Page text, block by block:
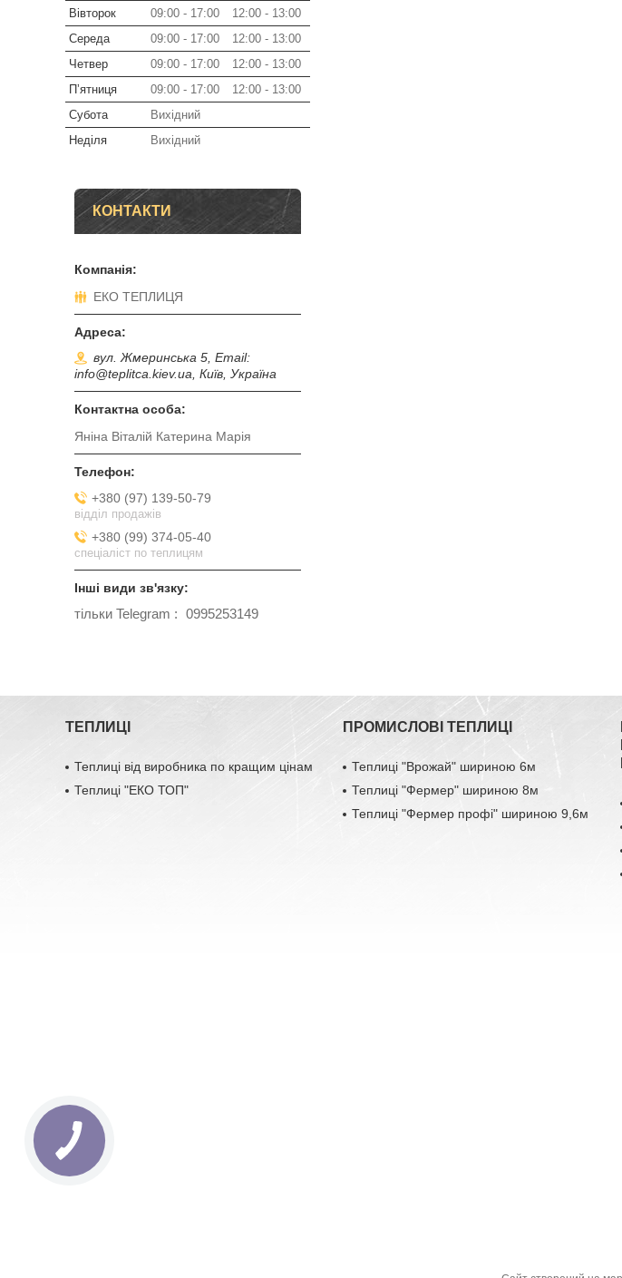
Вівторок
09:00 17:00 12:00
13:00
Середа
09:00 17:00 12:00
13:00
Четвер
09:00 17:00 12:00
13:00
Пʼятниця
09:00 17:00 12:00
13:00
Субота
Вихідний
Неділя
Вихідний
КОНТАКТИ
ЕКО ТЕПЛИЦЯ
вул. Жмеринська 5, Email:
info@teplitca.kiev.ua, Київ, Україна
Яніна Віталій Катерина Марія
+380 (97) 139-50-79
відділ продажів
+380 (99) 374-05-40
спеціаліст по теплицям
тільки Telegram 0995253149
ТЕПЛИЦІ
Теплиці від виробника по кращим цінам
Теплиці "ЕКО ТОП"
ПРОМИСЛОВІ ТЕПЛИЦІ
Теплиці "Врожай" шириною 6м
Теплиці "Фермер" шириною 8м
Теплиці "Фермер профі" шириною 9,6м